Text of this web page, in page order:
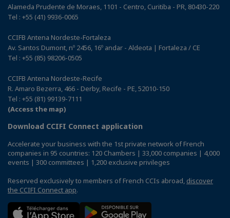
Alameda Prudente de Moraes, 1101 - Centro, Curitiba - PR, 80430-220
Tel : +55 (41) 9936-0065
CCIFB Antena Nordeste-Fortaleza
Av. Santos Dumont, nº 2456, 16º andar - Aldeota | Fortaleza / CE
Tel : +55 (85) 98206-0505
CCIFB Antena Nordeste-Recife
R. Amaro Bezerra, 466 - Derby, Recife - PE, 52010-150
Tel : +55 (81) 99139-7111
(Access the map)
Download CCIFI Connect application
Accelerate your business with the 1st private network of French
companies in 95 countries: 120 Chambers | 33,000 companies | 4,000
events | 300 committees | 1,200 exclusive privileges
Reserved exclusively to members of French CCIs abroad, discover
the CCIFI Connect app.